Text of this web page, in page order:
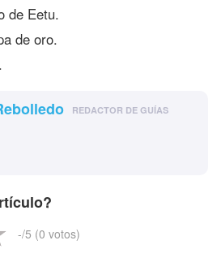
de Eetu.
de oro.
REDACTOR DE GUÍAS
-/5 (0 votos)